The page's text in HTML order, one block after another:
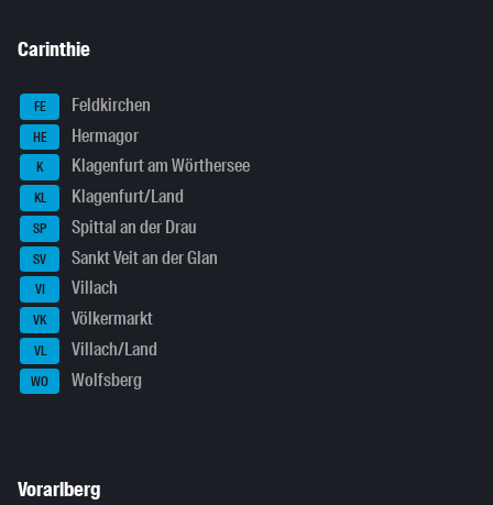
Carinthie
FE Feldkirchen
HE Hermagor
K Klagenfurt am Wörthersee
KL Klagenfurt/Land
SP Spittal an der Drau
SV Sankt Veit an der Glan
VI Villach
VK Völkermarkt
VL Villach/Land
WO Wolfsberg
Vorarlberg